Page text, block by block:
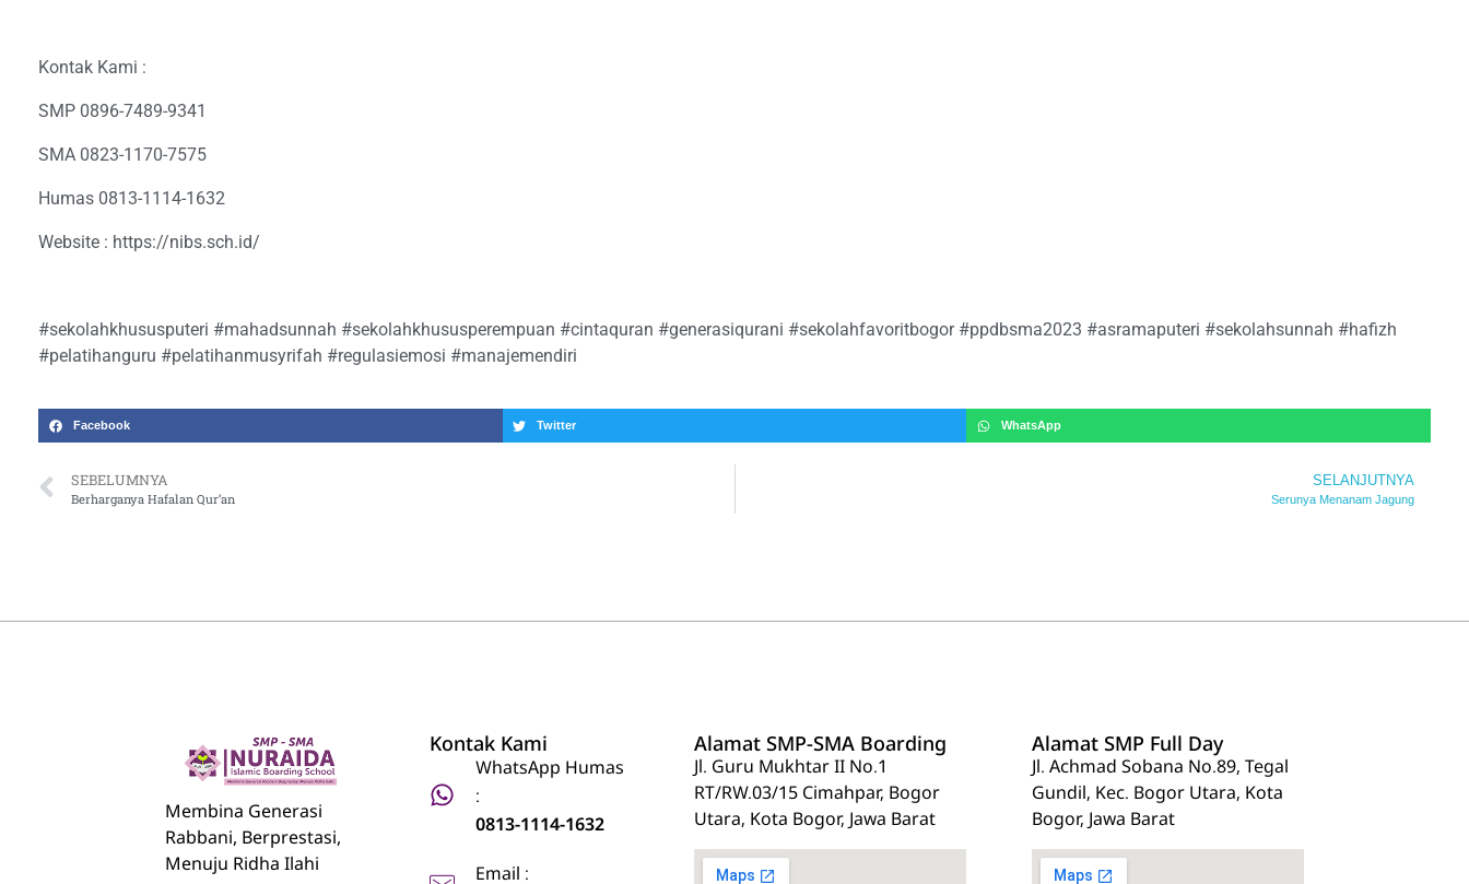
Kontak Kami :
SMP 0896-7489-9341
SMA 0823-1170-7575
Humas 0813-1114-1632
Website : https://nibs.sch.id/
#sekolahkhususputeri #mahadsunnah #sekolahkhususperempuan #cintaquran #generasiqurani #sekolahfavoritbogor #ppdbsma2023 #asramaputeri #sekolahsunnah #hafizh
#pelatihanguru #pelatihanmusyrifah #regulasiemosi #manajemendiri
Facebook Twitter WhatsApp
SEBELUMNYA
Berharganya Hafalan Qur’an
SELANJUTNYA
Serunya Menanam Jagung
Nuraida Islamic Boarding School
Membina Generasi
Rabbani, Berprestasi,
Menuju Ridha Ilahi
Kontak Kami
WhatsApp Humas
:
0813-1114-1632
Email :
Alamat SMP-SMA Boarding
Jl. Guru Mukhtar II No.1
RT/RW.03/15 Cimahpar, Bogor
Utara, Kota Bogor, Jawa Barat
Alamat SMP Full Day
Jl. Achmad Sobana No.89, Tegal
Gundil, Kec. Bogor Utara, Kota
Bogor, Jawa Barat